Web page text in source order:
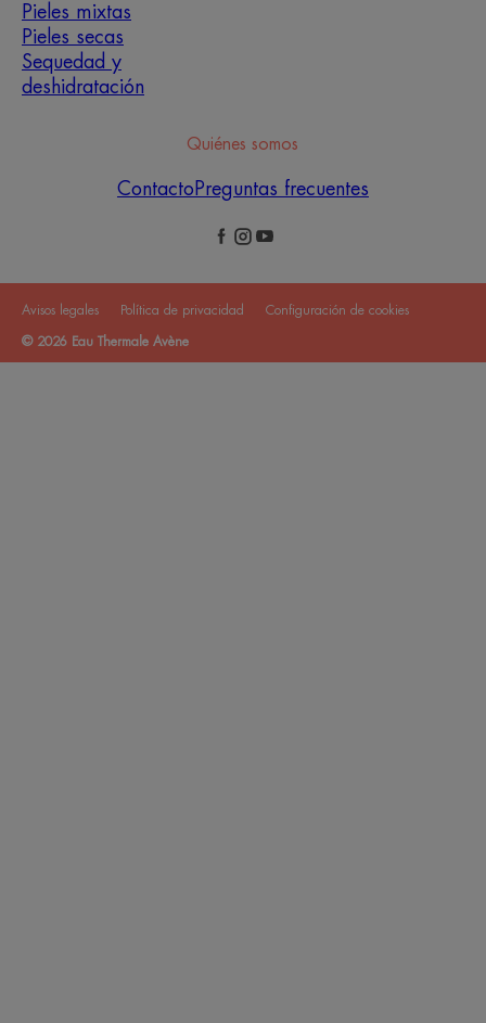
Pieles mixtas
Pieles secas
Sequedad y
deshidratación
Quiénes somos
Contacto Preguntas frecuentes
Avisos legales Política de privacidad Configuración de cookies
© 2026 Eau Thermale Avène